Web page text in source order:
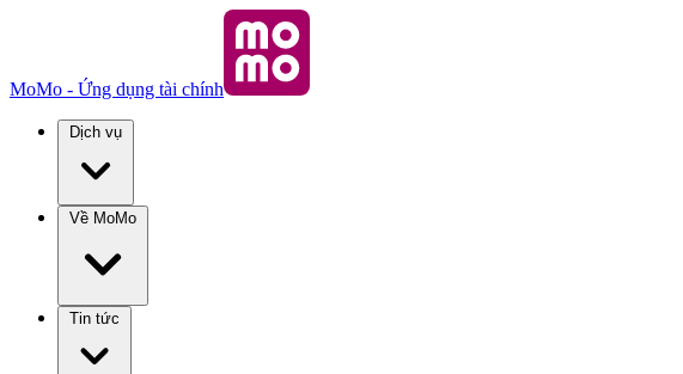
MoMo - Ứng dụng tài chính
Dịch vụ
Về MoMo
Tin tức